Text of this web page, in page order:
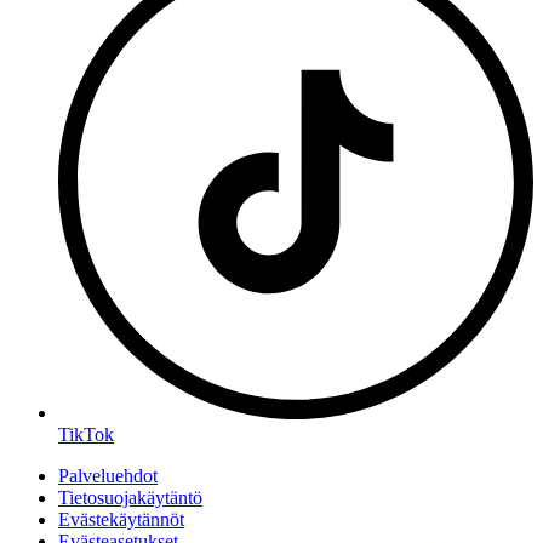
TikTok
Palveluehdot
Tietosuojakäytäntö
Evästekäytännöt